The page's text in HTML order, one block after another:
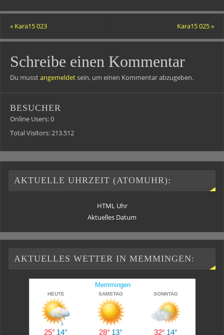
«Kara15 023 Kara15 025»
Schreibe einen Kommentar
Du musstangemeldetsein, um einen Kommentar abzugeben.
BESUCHER
Online Users:0
Total Visitors:213.512
AKTUELLE UHRZEIT (ATOMUHR):
HTML Uhr
Aktuelles Datum
AKTUELLES WETTER IN MEMMINGEN: